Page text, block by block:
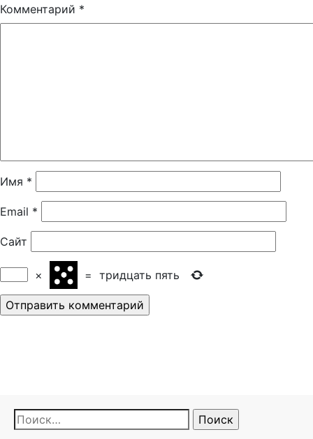
Комментарий *
Имя *
Email *
Сайт
× = тридцать пять
Найти: